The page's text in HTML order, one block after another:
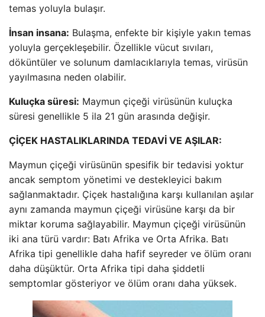
temas yoluyla bulaşır.
İnsan insana: Bulaşma, enfekte bir kişiyle yakın temas
yoluyla gerçekleşebilir. Özellikle vücut sıvıları,
döküntüler ve solunum damlacıklarıyla temas, virüsün
yayılmasına neden olabilir.
Kuluçka süresi: Maymun çiçeği virüsünün kuluçka
süresi genellikle 5 ila 21 gün arasında değişir.
ÇİÇEK HASTALIKLARINDA TEDAVİ VE AŞILAR:
Maymun çiçeği virüsünün spesifik bir tedavisi yoktur
ancak semptom yönetimi ve destekleyici bakım
sağlanmaktadır. Çiçek hastalığına karşı kullanılan aşılar
aynı zamanda maymun çiçeği virüsüne karşı da bir
miktar koruma sağlayabilir. Maymun çiçeği virüsünün
iki ana türü vardır: Batı Afrika ve Orta Afrika. Batı
Afrika tipi genellikle daha hafif seyreder ve ölüm oranı
daha düşüktür. Orta Afrika tipi daha şiddetli
semptomlar gösteriyor ve ölüm oranı daha yüksek.